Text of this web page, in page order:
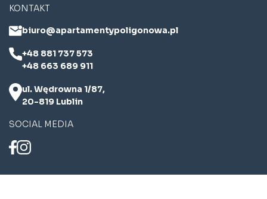
KONTAKT
biuro@apartamentypoligonowa.pl
+48 881 737 573
+48 663 689 911
ul. Wędrowna 1/87,
20-819 Lublin
SOCIAL MEDIA